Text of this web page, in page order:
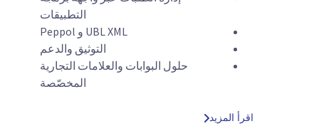
التطبيقات
UBL XML و Peppol
التوثيق والدعم
حلول البوابات والعلامات التجارية
المخصّصة
اقرأ المزيد